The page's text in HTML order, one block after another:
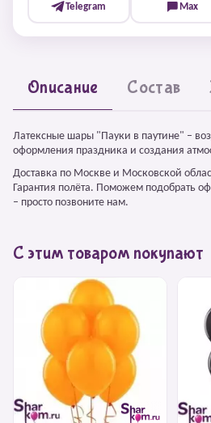
Telegram Max
Описание Состав
Латексные шары "Пауки в паутине" –
оформления праздника и создания
Доставка по Москве и Московской
Гарантия полёта. Поможем подобрать
– просто позвоните нам.
С этим товаром покупают